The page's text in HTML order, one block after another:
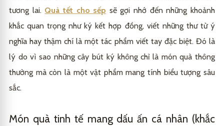
tương lai. Quà tết cho sếp sẽ gợi nhớ đến những khoảnh
khắc quan trọng như ký kết hợp đồng, viết những thư từ ý
nghĩa hay thậm chí là một tác phẩm viết tay đặc biệt. Đó là
lý do vì sao những cây bút ký không chỉ là món quà thông
thường mà còn là một vật phẩm mang tính biểu tượng sâu
sắc.
Món quà tinh tế mang dấu ấn cá nhân (khắc